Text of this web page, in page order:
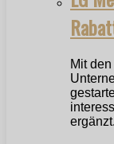
Mit den